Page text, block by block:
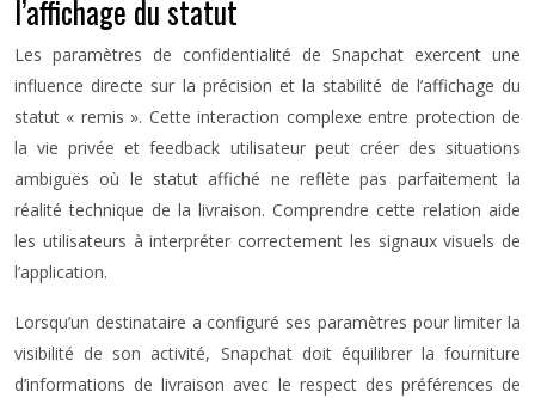
l’affichage du statut
Les paramètres de confidentialité de Snapchat exercent une
influence directe sur la précision et la stabilité de l’affichage du
statut « remis ». Cette interaction complexe entre protection de
la vie privée et feedback utilisateur peut créer des situations
ambiguës où le statut affiché ne reflète pas parfaitement la
réalité technique de la livraison. Comprendre cette relation aide
les utilisateurs à interpréter correctement les signaux visuels de
l’application.
Lorsqu’un destinataire a configuré ses paramètres pour limiter la
visibilité de son activité, Snapchat doit équilibrer la fourniture
d’informations de livraison avec le respect des préférences de